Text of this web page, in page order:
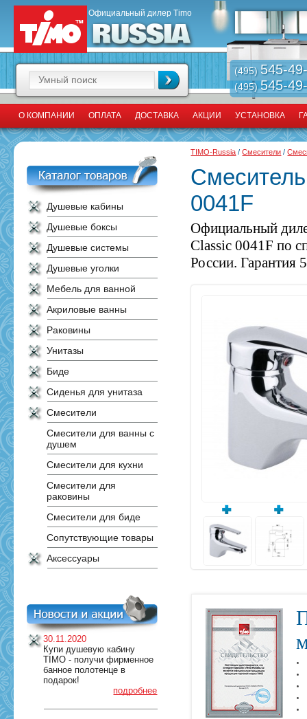
Официальный дилер Timo
(495) 545-
(495)545-
О КОМПАНИИ ОПЛАТА ДОСТАВКА АКЦИИ УСТАНОВКА
Душевые кабины
Душевые боксы
Душевые системы
Душевые уголки
Мебель для ванной
Акриловые ванны
Раковины
Унитазы
Биде
Сиденья для унитаза
Смесители
Смесители для ванны с
душем
Смесители для кухни
Смесители для
раковины
Смесители для биде
Сопутствующие товары
Аксессуары
30.11.2020
Купи душевую кабину
TIMO - получи фирменное
банное полотенце в
подарок!
подробнее
TIMO-Russia /Смесители /
0041F
Официальный
Classic 0041F по
России. Гарантия